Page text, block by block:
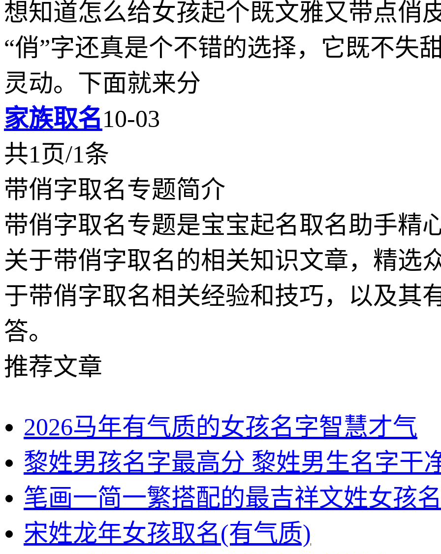
想知道怎么给女孩起个既文雅又带点俏
“俏”字还真是个不错的选择，它既不失
灵动。下面就来分
家族取名10-03
共1页/1条
带俏字取名专题简介
带俏字取名专题是宝宝起名取名助手精
关于带俏字取名的相关知识文章，精选
于带俏字取名相关经验和技巧，以及其
答。
推荐文章
2026马年有气质的女孩名字智慧才气
黎姓男孩名字最高分 黎姓男生名字干
笔画一简一繁搭配的最吉祥文姓女孩
宋姓龙年女孩取名(有气质)